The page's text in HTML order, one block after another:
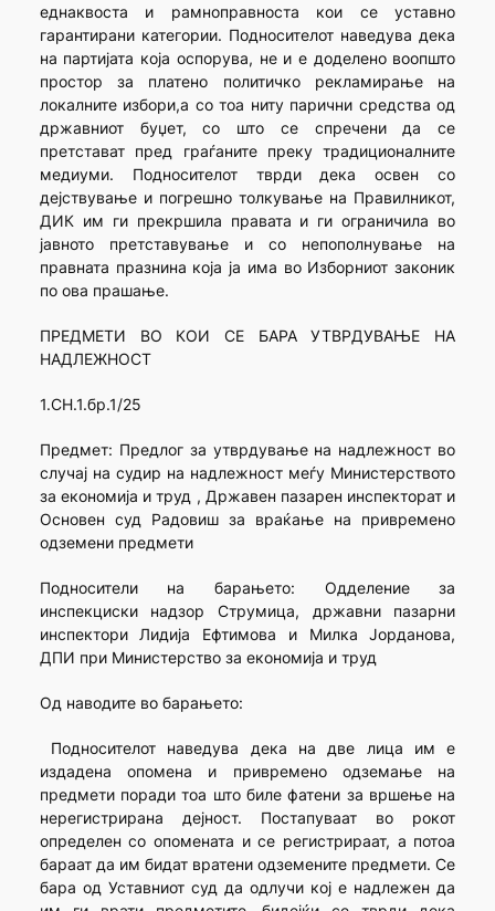
еднаквоста и рамноправноста кои се уставно
гарантирани категории. Подносителот наведува дека
на партијата која оспорува, не и е доделено воопшто
простор за платено политичко рекламирање на
локалните избори,а со тоа ниту парични средства од
државниот буџет, со што се спречени да се
претстават пред граѓаните преку традиционалните
медиуми. Подносителот тврди дека освен со
дејствување и погрешно толкување на Правилникот,
ДИК им ги прекршила правата и ги ограничила во
јавното претставување и со непополнување на
правната празнина која ја има во Изборниот законик
по ова прашање.
ПРЕДМЕТИ ВО КОИ СЕ БАРА УТВРДУВАЊЕ НА
НАДЛЕЖНОСТ
1.СН.1.бр.1/25
Предмет: Предлог за утврдување на надлежност во
случај на судир на надлежност меѓу Министерството
за економија и труд , Државен пазарен инспекторат и
Основен суд Радовиш за враќање на привремено
одземени предмети
Подносители на барањето: Одделение за
инспекциски надзор Струмица, државни пазарни
инспектори Лидија Ефтимова и Милка Јорданова,
ДПИ при Министерство за економија и труд
Од наводите во барањето:
Подносителот наведува дека на две лица им е
издадена опомена и привремено одземање на
предмети поради тоа што биле фатени за вршење на
нерегистрирана дејност. Постапуваат во рокот
определен со опомената и се регистрираат, а потоа
бараат да им бидат вратени одземените предмети. Се
бара од Уставниот суд да одлучи кој е надлежен да